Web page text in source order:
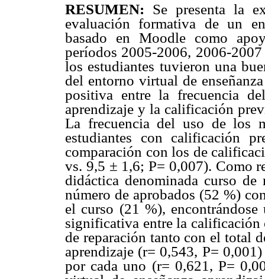
RESUMEN: Se presenta la
evaluación formativa de un
basado en Moodle como
períodos 2005-2006, 2006-
los estudiantes tuvieron una
del entorno virtual de
positiva entre la frecuencia
aprendizaje y la calificación
La frecuencia del uso de los
estudiantes con calificación
comparación con los de
vs. 9,5 ± 1,6; P= 0,007). Como
didáctica denominada curso
número de aprobados (52 %)
el curso (21 %),
significativa entre la calificación
de reparación tanto con el total
aprendizaje (r= 0,543, P=
por cada uno (r= 0,621, P=